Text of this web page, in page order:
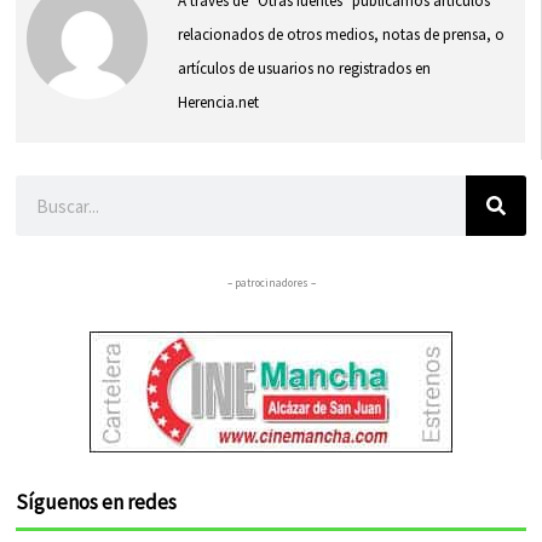
relacionados de otros medios, notas de prensa, o
artículos de usuarios no registrados en
Herencia.net
– patrocinadores –
Síguenos en redes